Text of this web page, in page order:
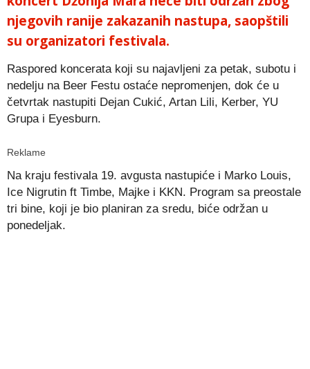
njegovih ranije zakazanih nastupa, saopštili
su organizatori festivala.
Raspored koncerata koji su najavljeni za petak, subotu i
nedelju na Beer Festu ostaće nepromenjen, dok će u
četvrtak nastupiti Dejan Cukić, Artan Lili, Kerber, YU
Grupa i Eyesburn.
Reklame
Na kraju festivala 19. avgusta nastupiće i Marko Louis,
Ice Nigrutin ft Timbe, Majke i KKN. Program sa preostale
tri bine, koji je bio planiran za sredu, biće održan u
ponedeljak.